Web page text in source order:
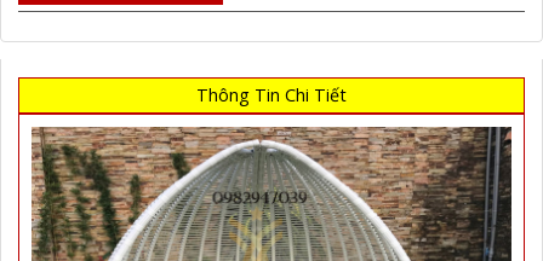
Thông Tin Chi Tiết